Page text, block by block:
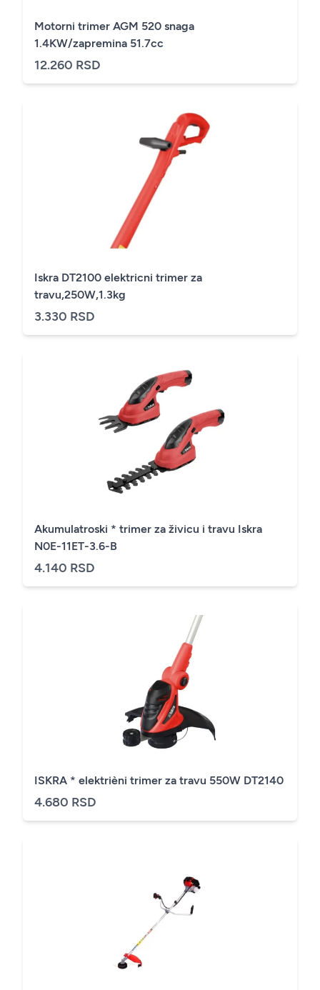
Motorni trimer AGM 520 snaga
1.4KW/zapremina 51.7cc
12.260 RSD
Iskra DT2100 elektricni trimer za
travu,250W,1.3kg
3.330 RSD
Akumulatroski * trimer za živicu i travu Iskra
N0E-11ET-3.6-B
4.140 RSD
ISKRA * elektrièni trimer za travu 550W DT2140
4.680 RSD